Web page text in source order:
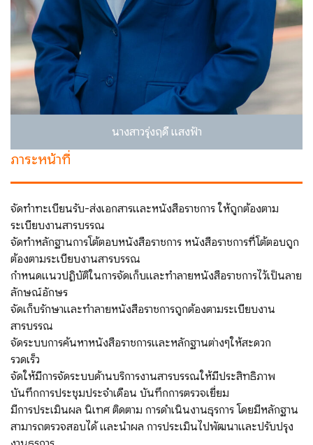
นางสาวรุ่งฤดี แสงฟ้า
ภาระหน้าที่
จัดทําทะเบียนรับ-ส่งเอกสารและหนังสือราชการ ให้ถูกต้องตาม
ระเบียบงานสารบรรณ
จัดทําหลักฐานการโต้ตอบหนังสือราชการ หนังสือราชการที่โต้ตอบถูก
ต้องตามระเบียบงานสารบรรณ
กําหนดแนวปฏิบัติในการจัดเก็บและทําลายหนังสือราชการไว้เป็นลาย
ลักษณ์อักษร
จัดเก็บรักษาและทําลายหนังสือราชการถูกต้องตามระเบียบงาน
สารบรรณ
จัดระบบการค้นหาหนังสือราชการและหลักฐานต่างๆให้สะดวก
รวดเร็ว
จัดให้มีการจัดระบบด้านบริการงานสารบรรณให้มีประสิทธิภาพ
บันทึกการประชุมประจําเดือน บันทึกการตรวจเยี่ยม
มีการประเมินผล นิเทศ ติดตาม การดําเนินงานธุรการ โดยมีหลักฐาน
สามารถตรวจสอบได้ และนําผล การประเมินไปพัฒนาและปรับปรุง